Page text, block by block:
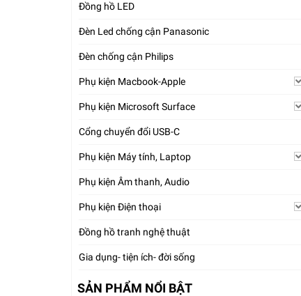
Đồng hồ LED
Đèn Led chống cận Panasonic
Đèn chống cận Philips
Phụ kiện Macbook-Apple
Phụ kiện Microsoft Surface
Cổng chuyển đổi USB-C
Phụ kiện Máy tính, Laptop
Phụ kiện Âm thanh, Audio
Phụ kiện Điện thoại
Đồng hồ tranh nghệ thuật
Gia dụng- tiện ích- đời sống
SẢN PHẨM NỔI BẬT